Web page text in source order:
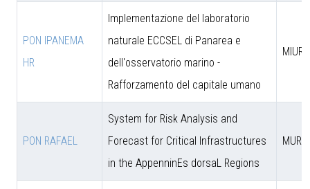
PON IPANEMA
HR
Implementazione del laboratorio
naturale ECCSEL di Panarea e
dell'osservatorio marino -
Rafforzamento del capitale umano
MIUR
PON RAFAEL
System for Risk Analysis and
Forecast for Critical Infrastructures
in the AppenninEs dorsaL Regions
MUR